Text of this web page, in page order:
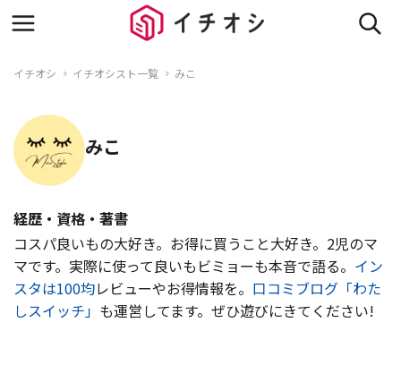
イチオシ イチオシスト一覧 みこ
みこ
経歴・資格・著書
コスパ良いもの大好き。お得に買うこと大好き。2児のマ
マです。実際に使って良いもビミョーも本音で語る。 イン
スタは100均レビューやお得情報を。 口コミブログ「わた
しスイッチ」 も運営してます。ぜひ遊びにきてください!